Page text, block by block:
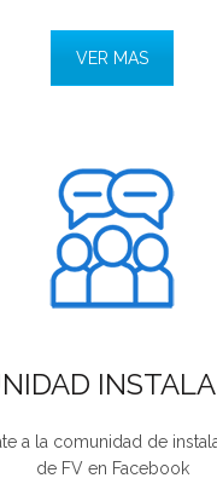
VER MAS
a la comunidad de
de FV en Facebook